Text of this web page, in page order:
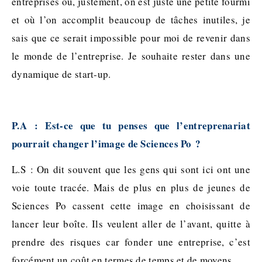
et où l’on accomplit beaucoup de tâches inutiles, je
sais que ce serait impossible pour moi de revenir dans
le monde de l’entreprise. Je souhaite rester dans une
dynamique de start-up.
P.A : Est-ce que tu penses que l’entreprenariat
pourrait changer l’image de Sciences Po ?
L.S : On dit souvent que les gens qui sont ici ont une
voie toute tracée. Mais de plus en plus de jeunes de
Sciences Po cassent cette image en choisissant de
lancer leur boîte. Ils veulent aller de l’avant, quitte à
prendre des risques car fonder une entreprise, c’est